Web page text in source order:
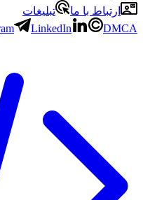
ارتباط با ما
تبلیغات
LinkedIn DMCA